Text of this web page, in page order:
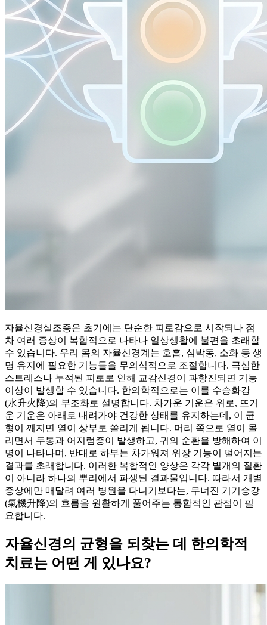
자율신경실조증은 초기에는 단순한 피로감으로 시작되나 점
차 여러 증상이 복합적으로 나타나 일상생활에 불편을 초래할
수 있습니다. 우리 몸의 자율신경계는 호흡, 심박동, 소화 등 생
명 유지에 필요한 기능들을 무의식적으로 조절합니다. 극심한
스트레스나 누적된 피로로 인해 교감신경이 과항진되면 기능
이상이 발생할 수 있습니다. 한의학적으로는 이를 수승화강
(水升火降)의 부조화로 설명합니다. 차가운 기운은 위로, 뜨거
운 기운은 아래로 내려가야 건강한 상태를 유지하는데, 이 균
형이 깨지면 열이 상부로 쏠리게 됩니다. 머리 쪽으로 열이 몰
리면서 두통과 어지럼증이 발생하고, 귀의 순환을 방해하여 이
명이 나타나며, 반대로 하부는 차가워져 위장 기능이 떨어지는
결과를 초래합니다. 이러한 복합적인 양상은 각각 별개의 질환
이 아니라 하나의 뿌리에서 파생된 결과물입니다. 따라서 개별
증상에만 매달려 여러 병원을 다니기보다는, 무너진 기기승강
(氣機升降)의 흐름을 원활하게 풀어주는 통합적인 관점이 필
요합니다.
자율신경의 균형을 되찾는 데 한의학적
치료는 어떤 게 있나요?